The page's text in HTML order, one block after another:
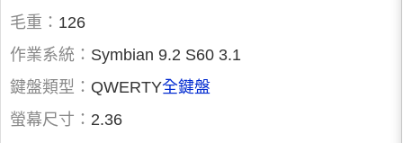
毛重： 126
作業系統： Symbian 9.2 S60 3.1
鍵盤類型： QWERTY全鍵盤
螢幕尺寸： 2.36